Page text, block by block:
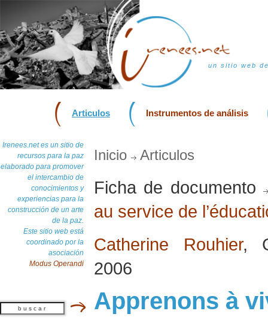
un sitio web
Articulos Instrumentos de análisis
Irenees.net es un sitio de
recursos para la paz
elaborado para promover
el intercambio de
conocimientos y
experiencias para la
construcción de un arte
de la paz.
Este sitio web está
coordinado por la
asociación
Modus Operandi
Inicio Articulos
Ficha de documento
au service de
Catherine Rouhier,
2006
Apprenons à